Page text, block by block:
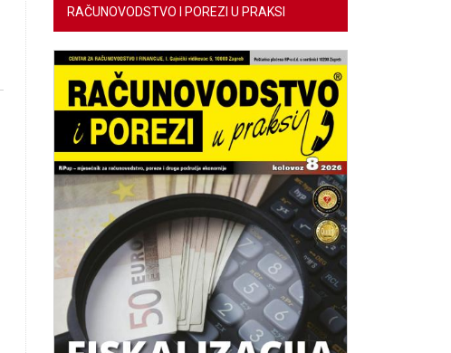
RAČUNOVODSTVO I POREZI U PRAKSI